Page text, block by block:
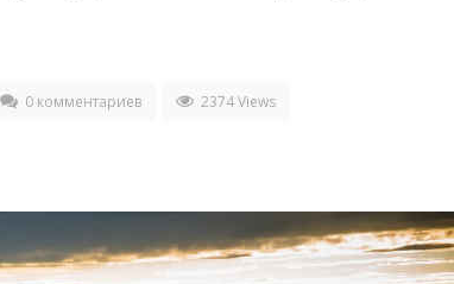
0 комментариев 2374 Views